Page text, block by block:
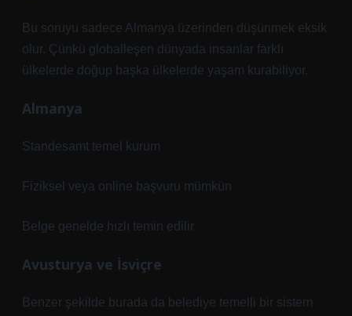
Bu soruyu sadece Almanya üzerinden düşünmek eksik
olur. Çünkü globalleşen dünyada insanlar farklı
ülkelerde doğup başka ülkelerde yaşam kurabiliyor.
Almanya
Standesamt temel kurum
Fiziksel veya online başvuru mümkün
Belge genelde hızlı temin edilir
Avusturya ve İsviçre
Benzer şekilde burada da belediye temelli bir sistem